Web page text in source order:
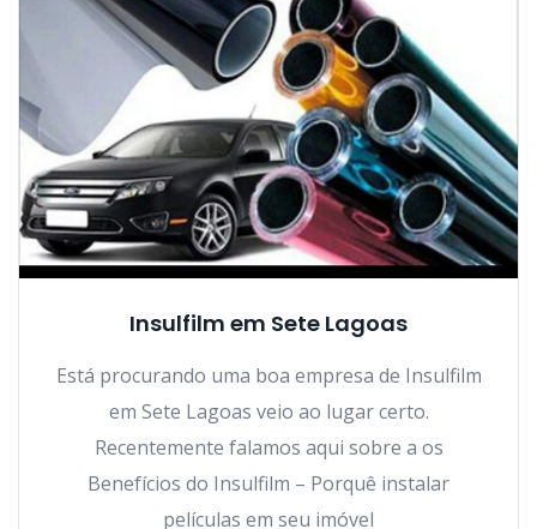
Insulfilm em Sete Lagoas
Está procurando uma boa empresa de Insulfilm
em Sete Lagoas veio ao lugar certo.
Recentemente falamos aqui sobre a os
Benefícios do Insulfilm – Porquê instalar
películas em seu imóvel